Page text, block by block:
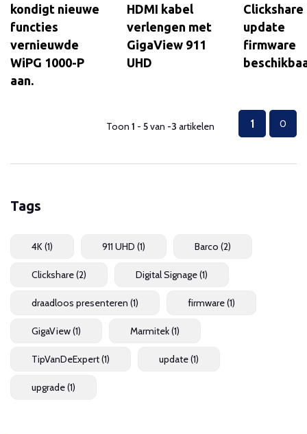
kondigt nieuwe
functies
vernieuwde
WiPG 1000-P
aan.
HDMI kabel
verlengen met
GigaView 911
UHD
Clickshare
update
firmware
Toon 1 - 5van -3 artikelen 1 0
Tags
4K(1) 911 UHD (1) Barco (2)
Clickshare(2) Digital Signage(1)
draadloos presenteren (1) firmware(1)
GigaView(1) Marmitek(1)
TipVanDeExpert(1) update(1)
upgrade(1)